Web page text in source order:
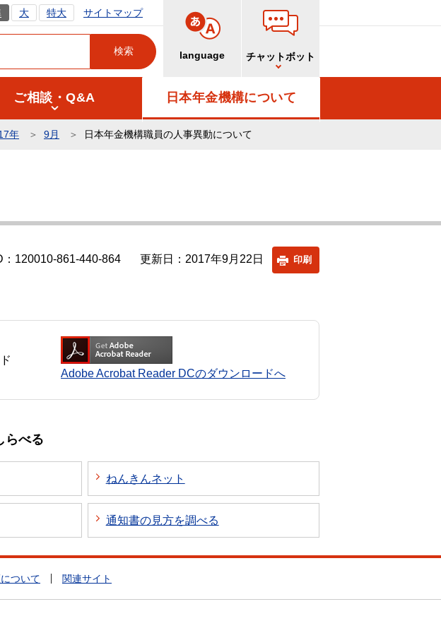
大 特大 サイトマップ
language チャットボット
ご相談・Q&A 日本年金機構について
年 9月 日本年金機構職員の人事異動について
：120010-861-440-864 更新日：2017年9月22日 印刷
Adobe Acrobat Reader DCのダウンロードへ
らべる
ねんきんネット
通知書の見方を調べる
ついて 関連サイト